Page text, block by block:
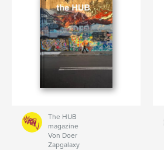
The HUB
magazine
Von Doer
Zapgalaxy